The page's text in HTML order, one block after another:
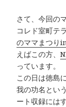
さて、今回の
コレド室町テ
のママまつり
えばこの方、
っています。
この日は徳島
我の功名とい
ート収録には